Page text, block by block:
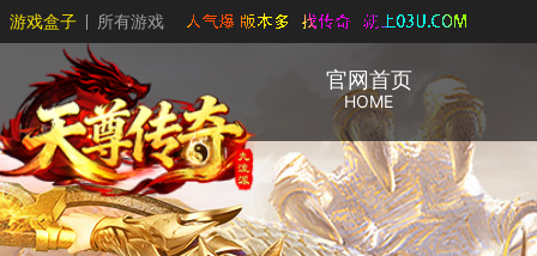
游戏盒子 所有游戏
官网首页
HOME